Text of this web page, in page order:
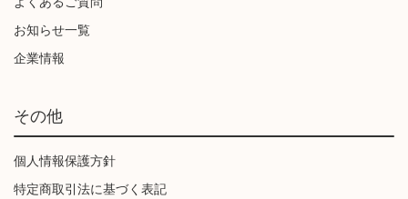
お知らせ一覧
企業情報
その他
個人情報保護方針
特定商取引法に基づく表記